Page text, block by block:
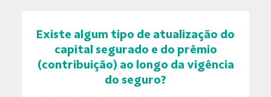
Existe algum tipo de atualização do
capital segurado e do prêmio
(contribuição) ao longo da vigência
do seguro?